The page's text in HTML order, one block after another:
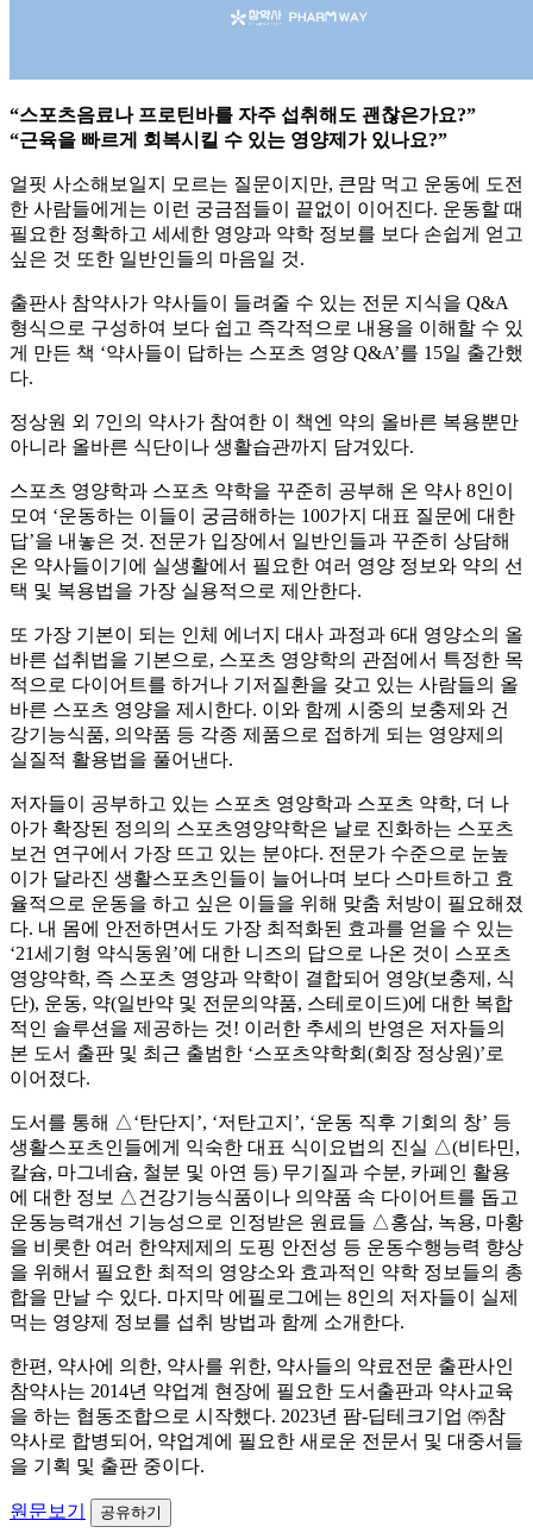
“스포츠음료나 프로틴바를 자주 섭취해도 괜찮은가요?”
“근육을 빠르게 회복시킬 수 있는 영양제가 있나요?”
얼핏 사소해보일지 모르는 질문이지만, 큰맘 먹고 운동에 도전
한 사람들에게는 이런 궁금점들이 끝없이 이어진다. 운동할 때
필요한 정확하고 세세한 영양과 약학 정보를 보다 손쉽게 얻고
싶은 것 또한 일반인들의 마음일 것.
출판사 참약사가 약사들이 들려줄 수 있는 전문 지식을 Q&A
형식으로 구성하여 보다 쉽고 즉각적으로 내용을 이해할 수 있
게 만든 책 ‘약사들이 답하는 스포츠 영양 Q&A’를 15일 출간했
다.
정상원 외 7인의 약사가 참여한 이 책엔 약의 올바른 복용뿐만
아니라 올바른 식단이나 생활습관까지 담겨있다.
스포츠 영양학과 스포츠 약학을 꾸준히 공부해 온 약사 8인이
모여 ‘운동하는 이들이 궁금해하는 100가지 대표 질문에 대한
답’을 내놓은 것. 전문가 입장에서 일반인들과 꾸준히 상담해
온 약사들이기에 실생활에서 필요한 여러 영양 정보와 약의 선
택 및 복용법을 가장 실용적으로 제안한다.
또 가장 기본이 되는 인체 에너지 대사 과정과 6대 영양소의 올
바른 섭취법을 기본으로, 스포츠 영양학의 관점에서 특정한 목
적으로 다이어트를 하거나 기저질환을 갖고 있는 사람들의 올
바른 스포츠 영양을 제시한다. 이와 함께 시중의 보충제와 건
강기능식품, 의약품 등 각종 제품으로 접하게 되는 영양제의
실질적 활용법을 풀어낸다.
저자들이 공부하고 있는 스포츠 영양학과 스포츠 약학, 더 나
아가 확장된 정의의 스포츠영양약학은 날로 진화하는 스포츠
보건 연구에서 가장 뜨고 있는 분야다. 전문가 수준으로 눈높
이가 달라진 생활스포츠인들이 늘어나며 보다 스마트하고 효
율적으로 운동을 하고 싶은 이들을 위해 맞춤 처방이 필요해졌
다. 내 몸에 안전하면서도 가장 최적화된 효과를 얻을 수 있는
‘21세기형 약식동원’에 대한 니즈의 답으로 나온 것이 스포츠
영양약학, 즉 스포츠 영양과 약학이 결합되어 영양(보충제, 식
단), 운동, 약(일반약 및 전문의약품, 스테로이드)에 대한 복합
적인 솔루션을 제공하는 것! 이러한 추세의 반영은 저자들의
본 도서 출판 및 최근 출범한 ‘스포츠약학회(회장 정상원)’로
이어졌다.
도서를 통해 △‘탄단지’, ‘저탄고지’, ‘운동 직후 기회의 창’ 등
생활스포츠인들에게 익숙한 대표 식이요법의 진실 △(비타민,
칼슘, 마그네슘, 철분 및 아연 등) 무기질과 수분, 카페인 활용
에 대한 정보 △건강기능식품이나 의약품 속 다이어트를 돕고
운동능력개선 기능성으로 인정받은 원료들 △홍삼, 녹용, 마황
을 비롯한 여러 한약제제의 도핑 안전성 등 운동수행능력 향상
을 위해서 필요한 최적의 영양소와 효과적인 약학 정보들의 총
합을 만날 수 있다. 마지막 에필로그에는 8인의 저자들이 실제
먹는 영양제 정보를 섭취 방법과 함께 소개한다.
한편, 약사에 의한, 약사를 위한, 약사들의 약료전문 출판사인
참약사는 2014년 약업계 현장에 필요한 도서출판과 약사교육
을 하는 협동조합으로 시작했다. 2023년 팜-딥테크기업 ㈜참
약사로 합병되어, 약업계에 필요한 새로운 전문서 및 대중서들
을 기획 및 출판 중이다.
원문보기 공유하기